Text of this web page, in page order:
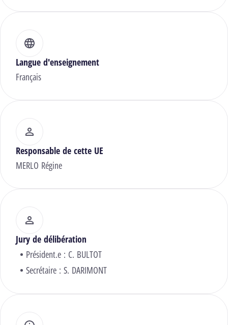
Langue d'enseignement
Français
Responsable de cette UE
MERLO Régine
Jury de délibération
Président.e : C. BULTOT
Secrétaire : S. DARIMONT